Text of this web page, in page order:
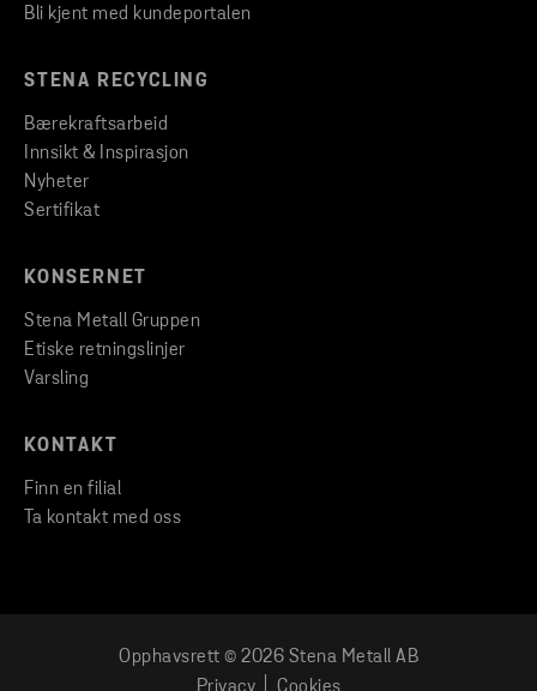
Bli kjent med kundeportalen
STENA RECYCLING
Bærekraftsarbeid
Innsikt & Inspirasjon
Nyheter
Sertifikat
KONSERNET
Stena Metall Gruppen
Etiske retningslinjer
Varsling
KONTAKT
Finn en filial
Ta kontakt med oss
Opphavsrett © 2026 Stena Metall AB
Privacy
Cookies